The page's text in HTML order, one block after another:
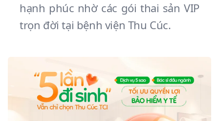
hạnh phúc nhờ các gói thai sản VIP
trọn đời tại bệnh viện Thu Cúc.